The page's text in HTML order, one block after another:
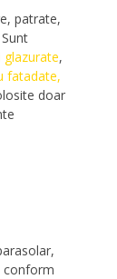
patrate,
glazurate,
fatadate,
doar
conform